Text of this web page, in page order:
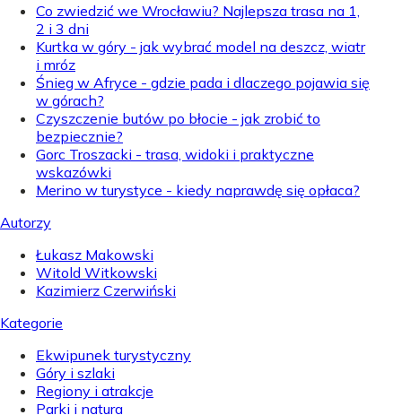
Co zwiedzić we Wrocławiu? Najlepsza trasa na 1,
2 i 3 dni
Kurtka w góry - jak wybrać model na deszcz, wiatr
i mróz
Śnieg w Afryce - gdzie pada i dlaczego pojawia się
w górach?
Czyszczenie butów po błocie - jak zrobić to
bezpiecznie?
Gorc Troszacki - trasa, widoki i praktyczne
wskazówki
Merino w turystyce - kiedy naprawdę się opłaca?
Autorzy
Łukasz Makowski
Witold Witkowski
Kazimierz Czerwiński
Kategorie
Ekwipunek turystyczny
Góry i szlaki
Regiony i atrakcje
Parki i natura